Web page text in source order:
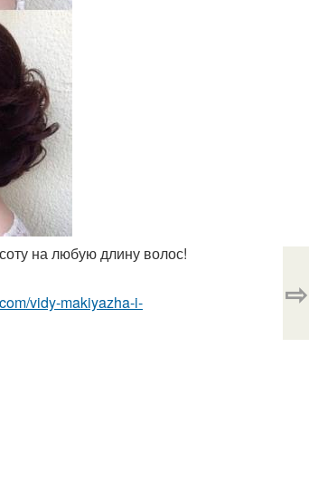
на любую длину волос!
vidy-makiyazha-i-
⇨